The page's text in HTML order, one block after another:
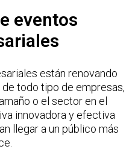
eventos
están renovando
todo tipo de empresas,
o el sector en el
innovadora y efectiva
llegar a un público más